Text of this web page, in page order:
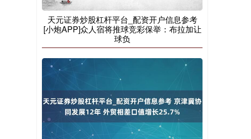
7877.80
天元证券炒股杠杆平台_配资开户信息参考
[小炮APP]众人宿将推球竞彩保举：布拉加让
球负